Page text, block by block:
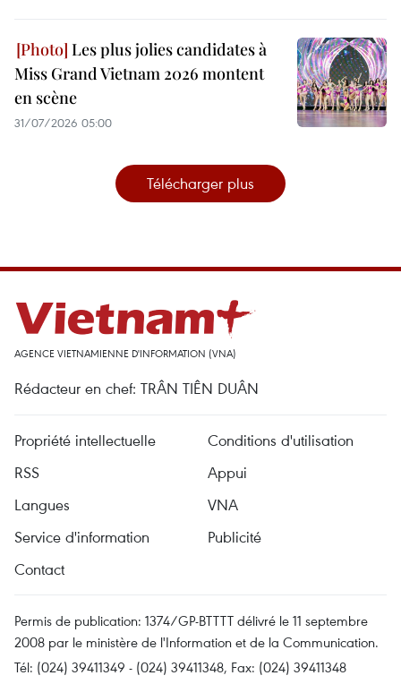
Les plus jolies candidates à
Miss Grand Vietnam 2026 montent
en scène
31/07/2026 05:00
Télécharger plus
AGENCE VIETNAMIENNE D'INFORMATION (VNA)
Rédacteur en chef: TRÂN TIÊN DUÂN
Propriété intellectuelle
Conditions d'utilisation
RSS
Appui
Langues
VNA
Service d'information
Publicité
Contact
Permis de publication: 1374/GP-BTTTT délivré le 11 septembre
2008 par le ministère de l'Information et de la Communication.
Tél: (024) 39411349 - (024) 39411348, Fax: (024) 39411348